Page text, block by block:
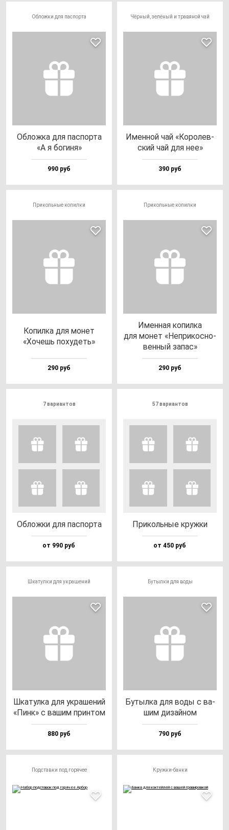
Обложки для паспорта
Облож­ка для пас­пор­та
«А я бо­ги­ня»
990 руб
Чёрный, зелёный и травяной чай
Имен­ной чай «Коро­лев­
ский чай для нее»
390 руб
Прикольные копилки
Копил­ка для мо­нет
«Хочешь по­ху­деть»
290 руб
Прикольные копилки
Имен­ная ко­пил­ка
для мо­нет «Неп­ри­кос­но­
вен­ный за­пас»
290 руб
7 вариантов
Облож­ки для пас­пор­та
от 990 руб
57 вариантов
При­коль­ные круж­ки
от 450 руб
Шкатулки для украшений
Шка­тул­ка для ук­ра­ше­ний
«Пинк» с ва­шим прин­том
880 руб
Бутылки для воды
Бутыл­ка для во­ды с ва­
шим ди­зай­ном
790 руб
Подставки под горячее Кружки-банки